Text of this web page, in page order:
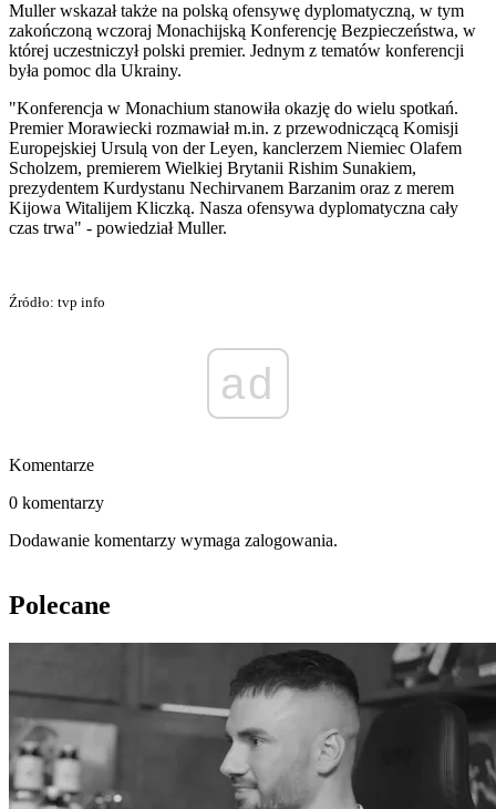
Muller wskazał także na polską ofensywę dyplomatyczną, w tym
zakończoną wczoraj Monachijską Konferencję Bezpieczeństwa, w
której uczestniczył polski premier. Jednym z tematów konferencji
była pomoc dla Ukrainy.
"Konferencja w Monachium stanowiła okazję do wielu spotkań.
Premier Morawiecki rozmawiał m.in. z przewodniczącą Komisji
Europejskiej Ursulą von der Leyen, kanclerzem Niemiec Olafem
Scholzem, premierem Wielkiej Brytanii Rishim Sunakiem,
prezydentem Kurdystanu Nechirvanem Barzanim oraz z merem
Kijowa Witalijem Kliczką. Nasza ofensywa dyplomatyczna cały
czas trwa" - powiedział Muller.
Źródło: tvp info
ad
Komentarze
0 komentarzy
Dodawanie komentarzy wymaga zalogowania.
Polecane